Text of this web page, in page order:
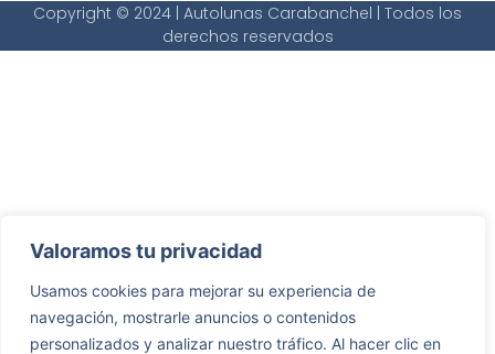
Valoramos tu privacidad
Usamos cookies para mejorar su experiencia de
navegación, mostrarle anuncios o contenidos
personalizados y analizar nuestro tráfico. Al hacer clic en
Copyright © 2024 | Autolunas Carabanchel | Todos los
derechos reservados